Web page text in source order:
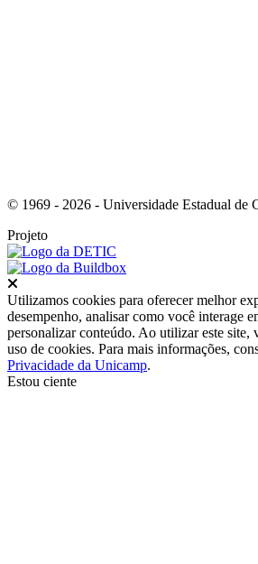
© 1969 - 2026 - Universidade Estadual de
Projeto
Utilizamos cookies para oferecer melhor
desempenho, analisar como você interage
personalizar conteúdo. Ao utilizar este site,
uso de cookies. Para mais informações,
Privacidade da Unicamp.
Estou ciente